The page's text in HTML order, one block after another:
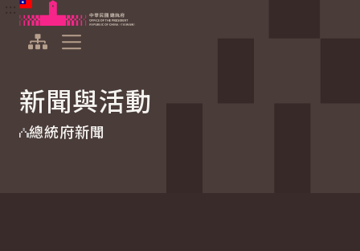
跳到主要內容
中華民國總統府
新聞與活動
總統府新聞